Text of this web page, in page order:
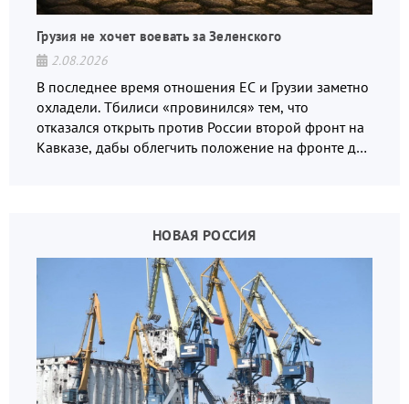
Грузия не хочет воевать за Зеленского
2.08.2026
В последнее время отношения ЕС и Грузии заметно
охладели. Тбилиси «провинился» тем, что
отказался открыть против России второй фронт на
Кавказе, дабы облегчить положение на фронте для
НОВАЯ РОССИЯ